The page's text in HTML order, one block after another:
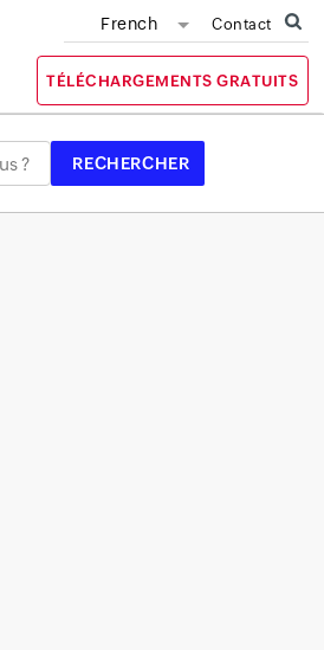
French Contact
TÉLÉCHARGEMENTS GRATUITS